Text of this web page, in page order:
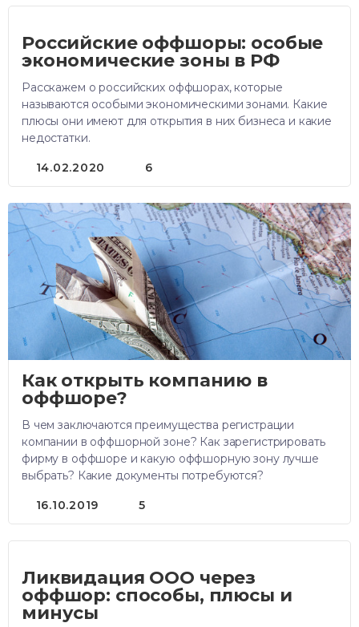
Российские оффшоры: особые
экономические зоны в РФ
Расскажем о российских оффшорах, которые
называются особыми экономическими зонами. Какие
плюсы они имеют для открытия в них бизнеса и какие
недостатки.
14.02.2020 6
Как открыть компанию в
оффшоре?
В чем заключаются преимущества регистрации
компании в оффшорной зоне? Как зарегистрировать
фирму в оффшоре и какую оффшорную зону лучше
выбрать? Какие документы потребуются?
16.10.2019 5
Ликвидация ООО через
оффшор: способы, плюсы и
минусы